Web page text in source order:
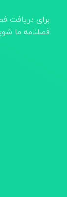
برای دریافت
فصلنامه ما